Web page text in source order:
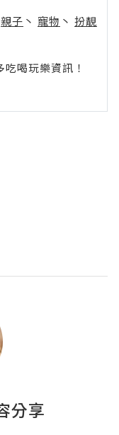
親子 丶 寵物 丶 扮靚
喝玩樂資訊！
分享